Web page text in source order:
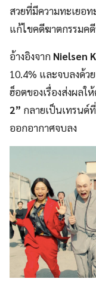
สวยที่มีความทะเยอ
แก้ไขคดีฆาตกรรมค
อ้างอิงจาก Nielsen
10.4% และจบลงด้ว
ฮ็อตของเรื่องส่งผลใ
2” กลายเป็นเทรนด์
ออกอากาศจบลง